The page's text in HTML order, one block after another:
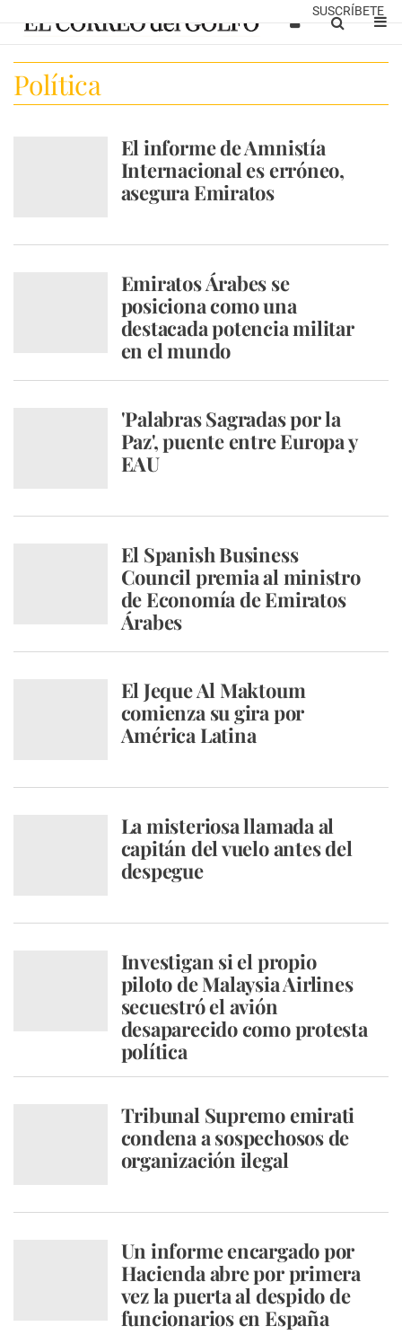
SUSCRÍBETE
Política
El informe de Amnistía
Internacional es erróneo,
asegura Emiratos
Emiratos Árabes se
posiciona como una
destacada potencia militar
en el mundo
'Palabras Sagradas por la
Paz', puente entre Europa y
EAU
El Spanish Business
Council premia al ministro
de Economía de Emiratos
Árabes
El Jeque Al Maktoum
comienza su gira por
América Latina
La misteriosa llamada al
capitán del vuelo antes del
despegue
Investigan si el propio
piloto de Malaysia Airlines
secuestró el avión
desaparecido como protesta
política
Tribunal Supremo emirati
condena a sospechosos de
organización ilegal
Un informe encargado por
Hacienda abre por primera
vez la puerta al despido de
funcionarios en España